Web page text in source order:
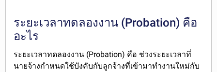
ระยะเวลาทดลองงาน (Probation) คือ
อะไร
ระยะเวลาทดลองงาน (Probation) คือ ช่วงระยะเวลาที่
นายจ้างกำหนดใช้บังคับกับลูกจ้างที่เข้ามาทำงานใหม่กับ